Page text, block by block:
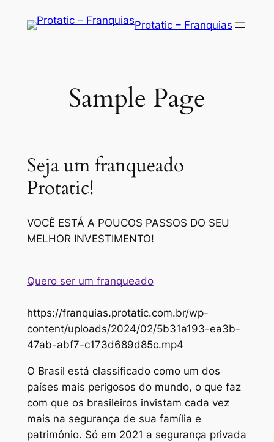
Protatic – Franquias
Sample Page
Seja um franqueado
Protatic!
VOCÊ ESTÁ A POUCOS PASSOS DO SEU
MELHOR INVESTIMENTO!
Quero ser um franqueado
https://franquias.protatic.com.br/wp-
content/uploads/2024/02/5b31a193-ea3b-
47ab-abf7-c173d689d85c.mp4
O Brasil está classificado como um dos
países mais perigosos do mundo, o que faz
com que os brasileiros invistam cada vez
mais na segurança de sua família e
patrimônio. Só em 2021 a segurança privada